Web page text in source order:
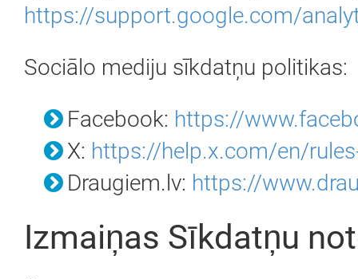
https://support.google.com/
Sociālo mediju sīkdatņu politikas:
Facebook: https://
X: https://help.x.com/en/
Draugiem.lv: https://
Izmaiņas Sīkdatņu